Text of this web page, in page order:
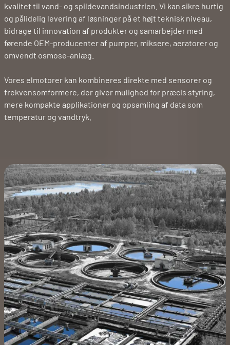
kvalitet til vand- og spildevandsindustrien. Vi kan sikre hurtig
og pålidelig levering af løsninger på et højt teknisk niveau,
bidrage til innovation af produkter og samarbejder med
førende OEM-producenter af pumper, miksere, aeratorer og
omvendt osmose-anlæg.
Vores elmotorer kan kombineres direkte med sensorer og
frekvensomformere, der giver mulighed for præcis styring,
mere kompakte applikationer og opsamling af data som
temperatur og vandtryk.